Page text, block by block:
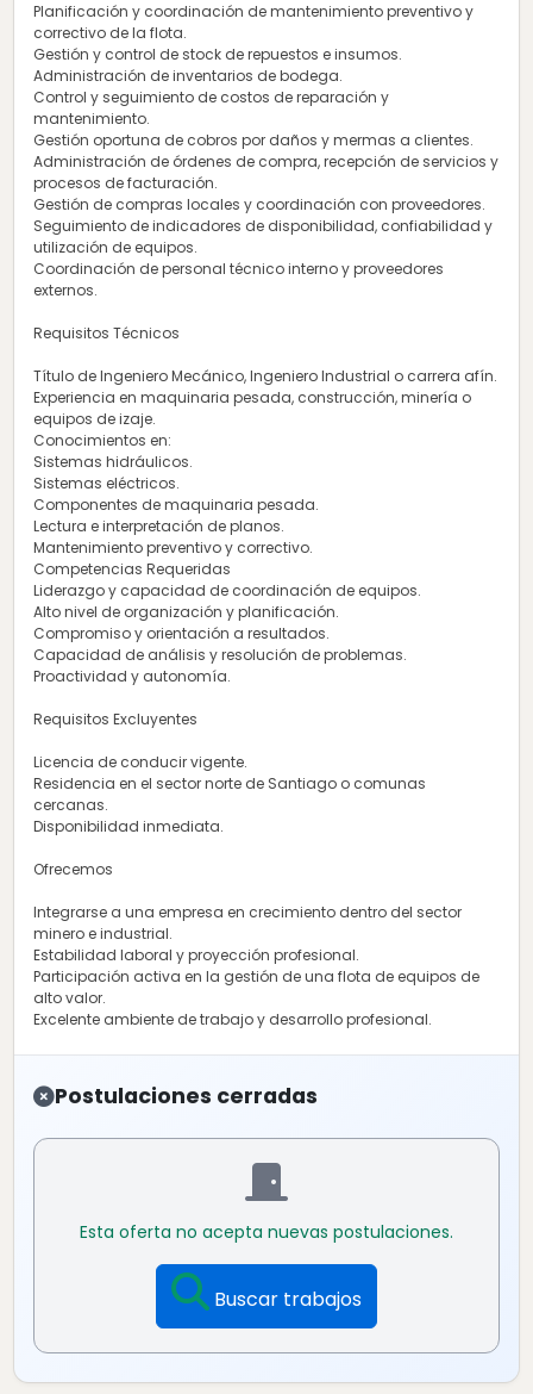
Planificación y coordinación de mantenimiento preventivo y
correctivo de la flota.
Gestión y control de stock de repuestos e insumos.
Administración de inventarios de bodega.
Control y seguimiento de costos de reparación y
mantenimiento.
Gestión oportuna de cobros por daños y mermas a clientes.
Administración de órdenes de compra, recepción de servicios y
procesos de facturación.
Gestión de compras locales y coordinación con proveedores.
Seguimiento de indicadores de disponibilidad, confiabilidad y
utilización de equipos.
Coordinación de personal técnico interno y proveedores
externos.
Requisitos Técnicos
Título de Ingeniero Mecánico, Ingeniero Industrial o carrera afín.
Experiencia en maquinaria pesada, construcción, minería o
equipos de izaje.
Conocimientos en:
Sistemas hidráulicos.
Sistemas eléctricos.
Componentes de maquinaria pesada.
Lectura e interpretación de planos.
Mantenimiento preventivo y correctivo.
Competencias Requeridas
Liderazgo y capacidad de coordinación de equipos.
Alto nivel de organización y planificación.
Compromiso y orientación a resultados.
Capacidad de análisis y resolución de problemas.
Proactividad y autonomía.
Requisitos Excluyentes
Licencia de conducir vigente.
Residencia en el sector norte de Santiago o comunas
cercanas.
Disponibilidad inmediata.
Ofrecemos
Integrarse a una empresa en crecimiento dentro del sector
minero e industrial.
Estabilidad laboral y proyección profesional.
Participación activa en la gestión de una flota de equipos de
alto valor.
Excelente ambiente de trabajo y desarrollo profesional.
Postulaciones cerradas
Esta oferta no acepta nuevas postulaciones.
Buscar trabajos